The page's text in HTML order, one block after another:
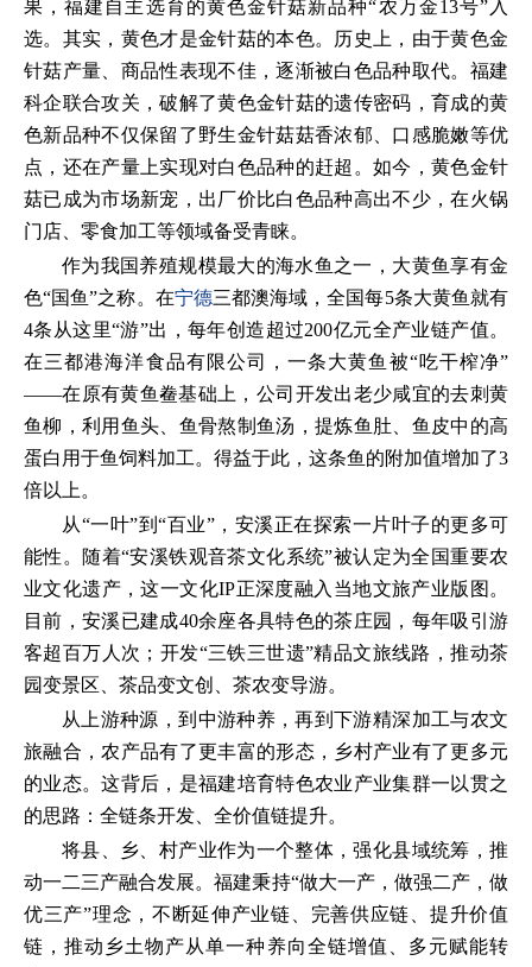
果，福建自主选育的黄色金针菇新品种“农万金13号”入
选。其实，黄色才是金针菇的本色。历史上，由于黄色金
针菇产量、商品性表现不佳，逐渐被白色品种取代。福建
科企联合攻关，破解了黄色金针菇的遗传密码，育成的黄
色新品种不仅保留了野生金针菇菇香浓郁、口感脆嫩等优
点，还在产量上实现对白色品种的赶超。如今，黄色金针
菇已成为市场新宠，出厂价比白色品种高出不少，在火锅
门店、零食加工等领域备受青睐。
作为我国养殖规模最大的海水鱼之一，大黄鱼享有金
色“国鱼”之称。在宁德三都澳海域，全国每5条大黄鱼就有
4条从这里“游”出，每年创造超过200亿元全产业链产值。
在三都港海洋食品有限公司，一条大黄鱼被“吃干榨净”
——在原有黄鱼鲞基础上，公司开发出老少咸宜的去刺黄
鱼柳，利用鱼头、鱼骨熬制鱼汤，提炼鱼肚、鱼皮中的高
蛋白用于鱼饲料加工。得益于此，这条鱼的附加值增加了3
倍以上。
从“一叶”到“百业”，安溪正在探索一片叶子的更多可
能性。随着“安溪铁观音茶文化系统”被认定为全国重要农
业文化遗产，这一文化IP正深度融入当地文旅产业版图。
目前，安溪已建成40余座各具特色的茶庄园，每年吸引游
客超百万人次；开发“三铁三世遗”精品文旅线路，推动茶
园变景区、茶品变文创、茶农变导游。
从上游种源，到中游种养，再到下游精深加工与农文
旅融合，农产品有了更丰富的形态，乡村产业有了更多元
的业态。这背后，是福建培育特色农业产业集群一以贯之
的思路：全链条开发、全价值链提升。
将县、乡、村产业作为一个整体，强化县域统筹，推
动一二三产融合发展。福建秉持“做大一产，做强二产，做
优三产”理念，不断延伸产业链、完善供应链、提升价值
链，推动乡土物产从单一种养向全链增值、多元赋能转